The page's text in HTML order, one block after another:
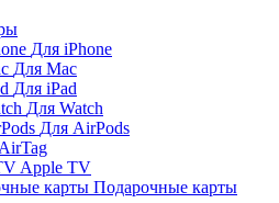
Для iPhone
Для Mac
Для iPad
Для Watch
Для AirPods
AirTag
Apple TV
Подарочные карты